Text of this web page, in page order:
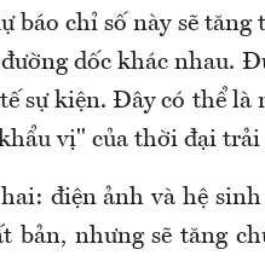
báo chỉ số này sẽ
dốc khác nhau.
sự kiện. Đây có thể
vị" của thời đại trải
điện ảnh và hệ
bản, nhưng sẽ tăng